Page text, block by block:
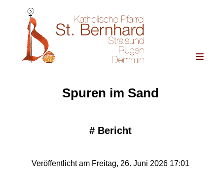
Spuren im Sand
# Bericht
Veröffentlicht am Freitag, 26. Juni 2026 17:01